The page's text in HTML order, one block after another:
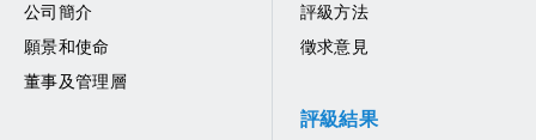
公司簡介
願景和使命
董事及管理層
評級方法
徵求意見
評級結果